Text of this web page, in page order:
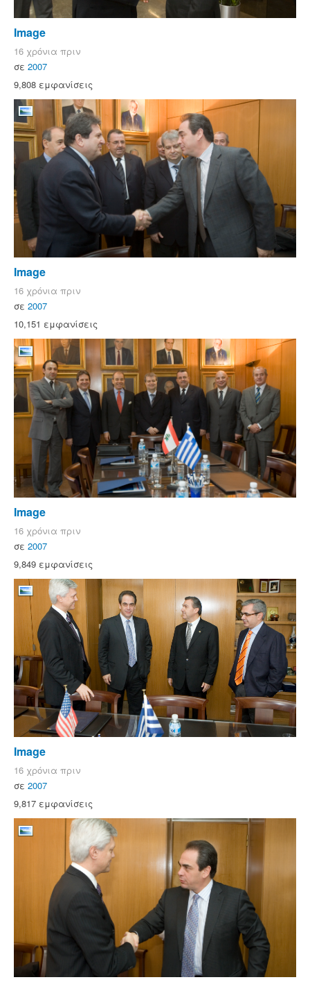
Image
16 χρόνια πριν
σε 2007
9,808 εμφανίσεις
Image
16 χρόνια πριν
σε 2007
10,151 εμφανίσεις
Image
16 χρόνια πριν
σε 2007
9,849 εμφανίσεις
Image
16 χρόνια πριν
σε 2007
9,817 εμφανίσεις